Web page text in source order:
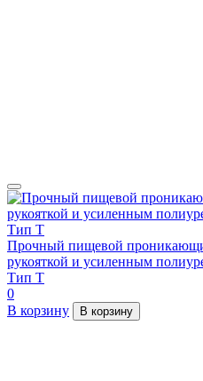
Прочный пищевой
рукояткой и усиленным
Тип Т
0
В корзину
В корзину